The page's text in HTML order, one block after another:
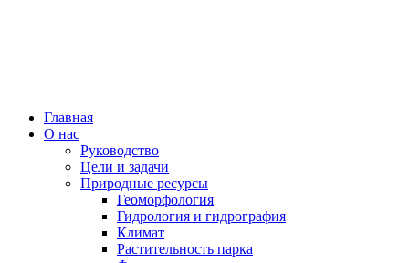
Главная
О нас
Руководство
Цели и задачи
Природные ресурсы
Геоморфология
Гидрология и гидрография
Климат
Растительность парка